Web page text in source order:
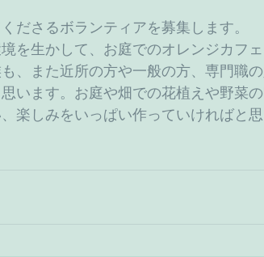
ださるボランティアを募集します。
を生かして、お庭でのオレンジカフ
、また近所の方や一般の方、専門職
います。お庭や畑での花植えや野菜
楽しみをいっぱい作っていければと思